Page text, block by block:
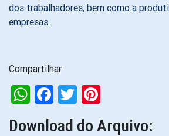
dos trabalhadores, bem como a
empresas.
Compartilhar
WhatsApp
Facebook
Twitter
Download do Arquivo: